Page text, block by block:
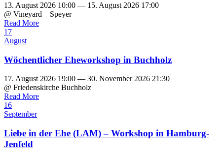
13. August 2026 10:00 — 15. August 2026 17:00
@ Vineyard – Speyer
Read More
17
August
Wöchentlicher Eheworkshop in Buchholz
17. August 2026 19:00 — 30. November 2026 21:30
@ Friedenskirche Buchholz
Read More
16
September
Liebe in der Ehe (LAM) – Workshop in Hamburg-
Jenfeld